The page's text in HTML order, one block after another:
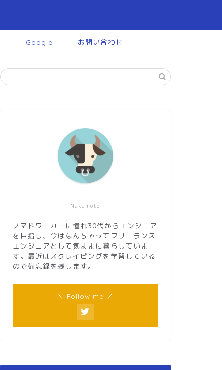
Google お問い合わせ
Nakamoto
ノマドワーカーに憧れ30代からエンジニア
を目指し、今はなんちゃってフリーランス
エンジニアとして気ままに暮らしていま
す。最近はスクレイピングを学習している
ので備忘録を残します。
＼ Follow me ／